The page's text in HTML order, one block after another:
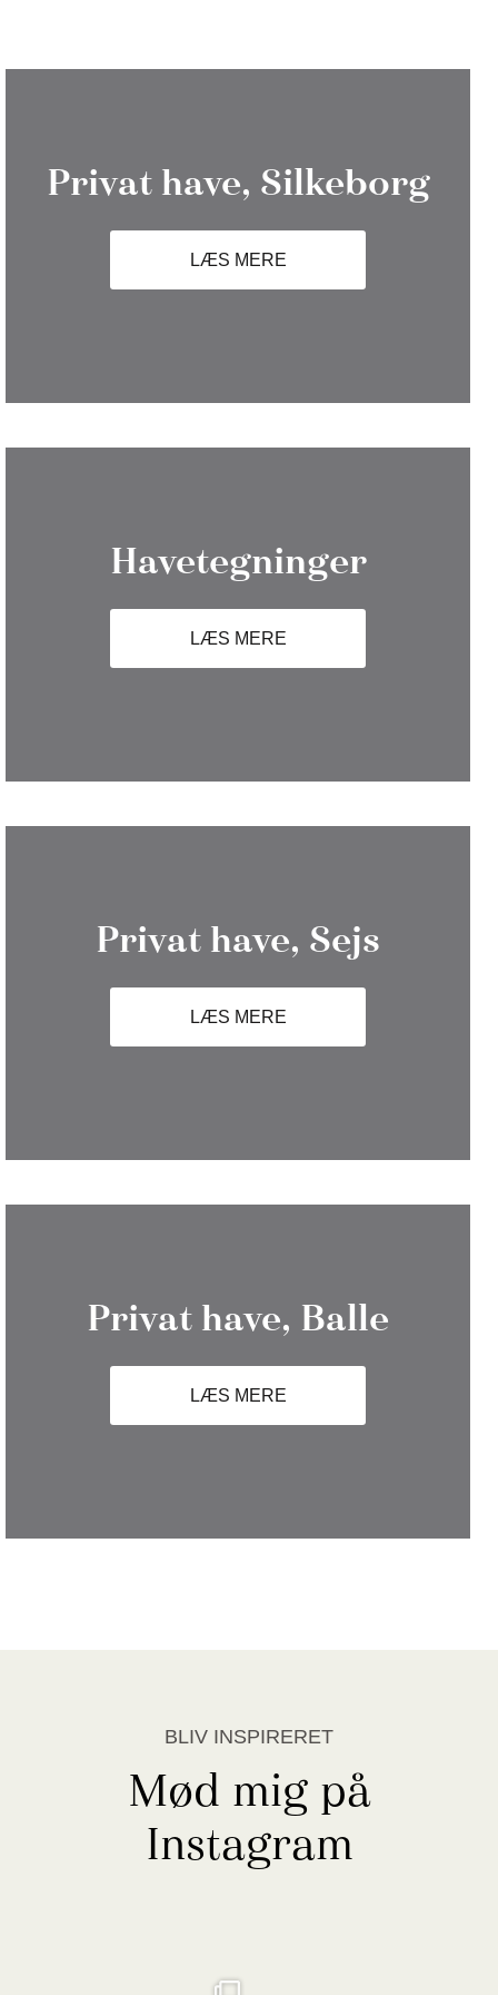
Privat have, Silkeborg
LÆS MERE
Havetegninger
LÆS MERE
Privat have, Sejs
LÆS MERE
Privat have, Balle
LÆS MERE
BLIV INSPIRERET
Mød mig på
Instagram
5 tips til at få mest ud af din have🌾